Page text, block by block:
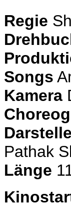
Regie
Songs
Kamera
Pathak
Länge